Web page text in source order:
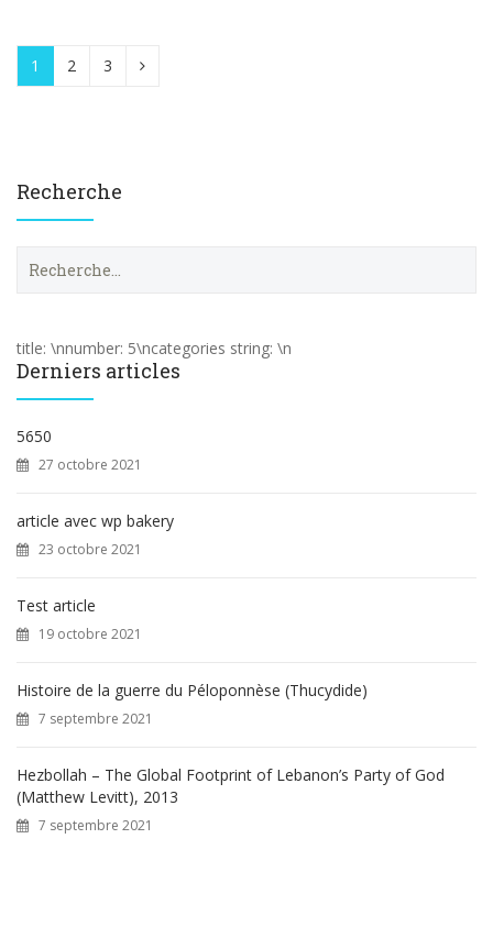
1 2 3
Recherche
e
r
e
r
title: \nnumber: 5\ncategories string: \n
Derniers articles
5650
27 octobre 2021
article avec wp bakery
23 octobre 2021
Test article
19 octobre 2021
Histoire de la guerre du Péloponnèse (Thucydide)
7 septembre 2021
Hezbollah – The Global Footprint of Lebanon’s Party of God
(Matthew Levitt), 2013
7 septembre 2021